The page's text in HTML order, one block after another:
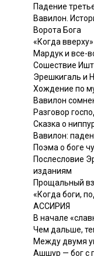
Падение
Вавилон.
Ворота Бога
«Когда вверху»
Мардук и все-
Сошествие
Эрешкигаль и
Хождение по
Вавилон
Разговор
Сказка о
Вавилон:
Поэма о боге
Послесловие
изданиям
Прощальный
«Когда боги,
АССИРИЯ
В начале
Чем дальше,
Между двумя
Ашшур — бог с